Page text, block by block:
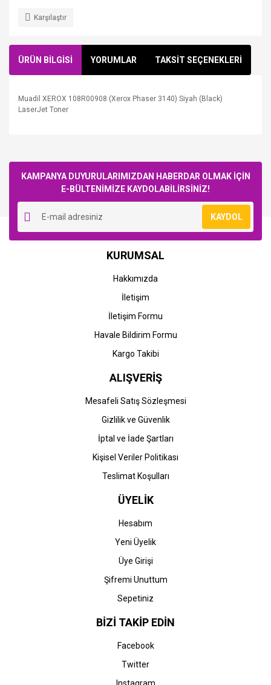
Karşılaştır
ÜRÜN BİLGİSİ YORUMLAR TAKSİT SEÇENEKLERİ
Muadil XEROX 108R00908 (Xerox Phaser 3140) Siyah (Black)
LaserJet Toner
KAMPANYA DUYURULARIMIZDAN HABERDAR OLMAK İÇİN
E-BÜLTENİMİZE KAYDOLABİLİRSİNİZ!
KAYDOL
KURUMSAL
Hakkımızda
İletişim
İletişim Formu
Havale Bildirim Formu
Kargo Takibi
ALIŞVERİŞ
Mesafeli Satış Sözleşmesi
Gizlilik ve Güvenlik
İptal ve İade Şartları
Kişisel Veriler Politikası
Teslimat Koşulları
ÜYELİK
Hesabım
Yeni Üyelik
Üye Girişi
Şifremi Unuttum
Sepetiniz
BİZİ TAKİP EDİN
Facebook
Twitter